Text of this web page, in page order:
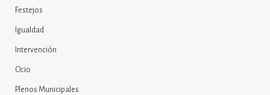
Festejos
Igualdad
Intervención
Ocio
Plenos Municipales